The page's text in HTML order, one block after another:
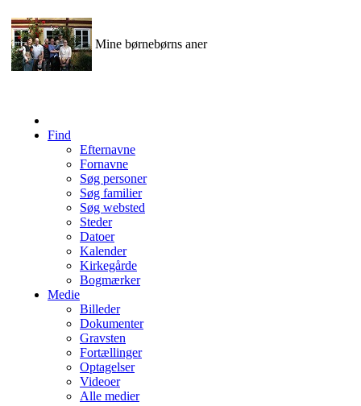
Mine børnebørns aner
Find
Efternavne
Fornavne
Søg personer
Søg familier
Søg websted
Steder
Datoer
Kalender
Kirkegårde
Bogmærker
Medie
Billeder
Dokumenter
Gravsten
Fortællinger
Optagelser
Videoer
Alle medier